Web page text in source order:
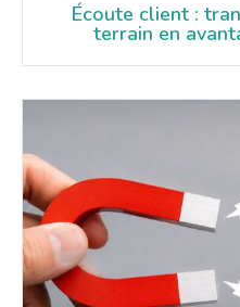
Écoute client :
terrain en